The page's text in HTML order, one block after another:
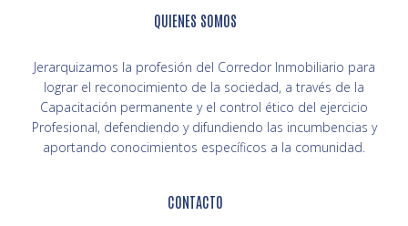
QUIENES SOMOS
Jerarquizamos la profesión del Corredor Inmobiliario para
lograr el reconocimiento de la sociedad, a través de la
Capacitación permanente y el control ético del ejercicio
Profesional, defendiendo y difundiendo las incumbencias y
aportando conocimientos específicos a la comunidad.
CONTACTO